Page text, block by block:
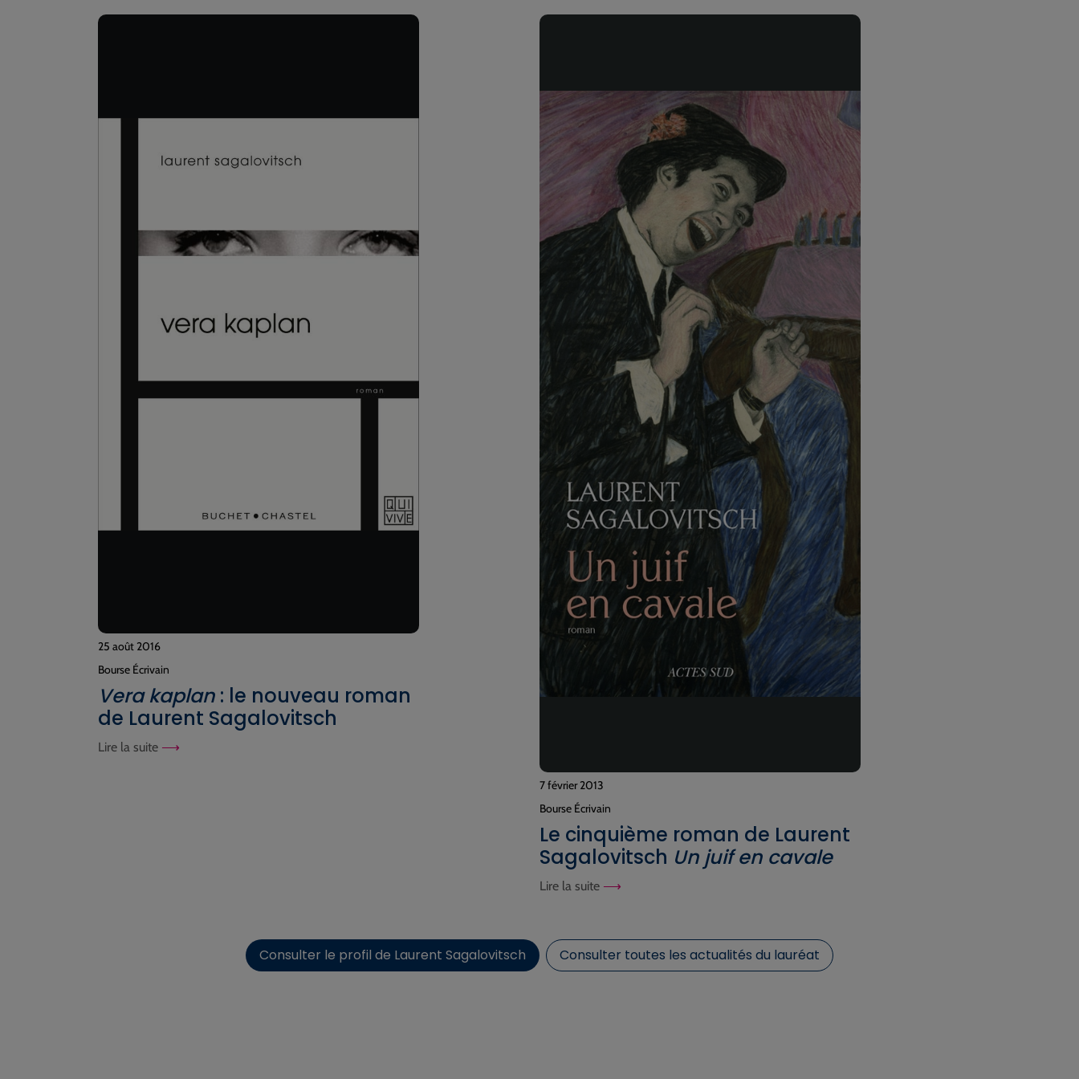
25 août 2016
Bourse Écrivain
Vera kaplan : le nouveau roman
de Laurent Sagalovitsch
Lire la suite
7 février 2013
Bourse Écrivain
Le cinquième roman de Laurent
Sagalovitsch Un juif en cavale
Lire la suite
Consulter le profil de Laurent Sagalovitsch Consulter toutes les actualités du lauréat